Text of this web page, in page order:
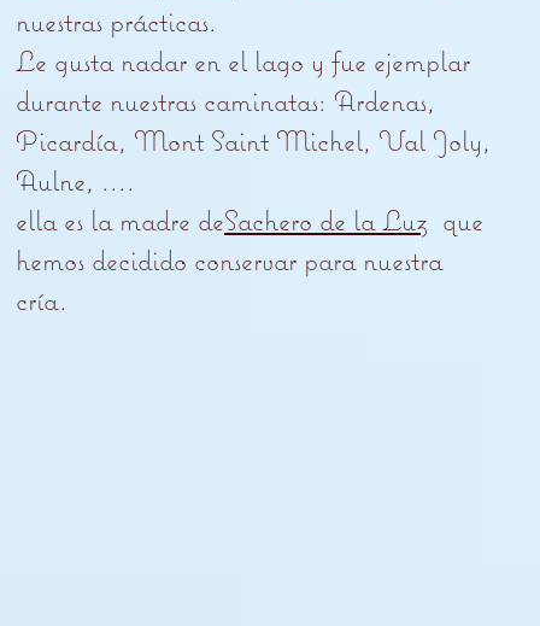
nuestras prácticas.
Le gusta nadar en el lago y fue ejemplar
durante nuestras caminatas: Ardenas,
Picardía, Mont Saint Michel, Val Joly,
Aulne, ....
ella es la madre deSachero de la Luz que
hemos decidido conservar para nuestra
cría.